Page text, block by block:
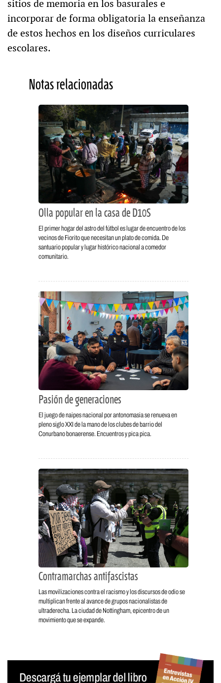
sitios de memoria en los basurales e
incorporar de forma obligatoria la enseñanza
de estos hechos en los diseños curriculares
escolares.
Notas relacionadas
Olla popular en la casa de D10S
El primer hogar del astro del fútbol es lugar de encuentro de los
vecinos de Fiorito que necesitan un plato de comida. De
santuario popular y lugar histórico nacional a comedor
comunitario.
Pasión de generaciones
El juego de naipes nacional por antonomasia se renueva en
pleno siglo XXI de la mano de los clubes de barrio del
Conurbano bonaerense. Encuentros y pica pica.
Contramarchas antifascistas
Las movilizaciones contra el racismo y los discursos de odio se
multiplican frente al avance de grupos nacionalistas de
ultraderecha. La ciudad de Nottingham, epicentro de un
movimiento que se expande.